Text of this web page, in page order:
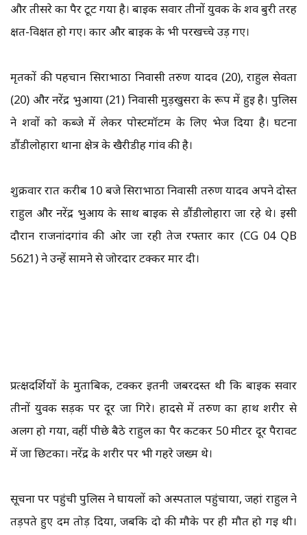
और तीसरे का पैर टूट गया है। बाइक सवार तीनों युवक के शव बुरी तरह
क्षत-विक्षत हो गए। कार और बाइक के भी परखच्चे उड़ गए।
मृतकों की पहचान सिर्राभाठा निवासी तरुण यादव (20), राहुल सेवता
(20) और नरेंद्र भुआर्या (21) निवासी मुड़खुसरा के रूप में हुई है। पुलिस
ने शवों को कब्जे में लेकर पोस्टमॉर्टम के लिए भेज दिया है। घटना
डौंडीलोहारा थाना क्षेत्र के खैरीडीह गांव की है।
शुक्रवार रात करीब 10 बजे सिर्राभाठा निवासी तरुण यादव अपने दोस्त
राहुल और नरेंद्र भुआर्य के साथ बाइक से डौंडीलोहारा जा रहे थे। इसी
दौरान राजनांदगांव की ओर जा रही तेज रफ्तार कार (CG 04 QB
5621) ने उन्हें सामने से जोरदार टक्कर मार दी।
प्रत्क्षदर्शियों के मुताबिक, टक्कर इतनी जबरदस्त थी कि बाइक सवार
तीनों युवक सड़क पर दूर जा गिरे। हादसे में तरुण का हाथ शरीर से
अलग हो गया, वहीं पीछे बैठे राहुल का पैर कटकर 50 मीटर दूर पैरावट
में जा छिटका। नरेंद्र के शरीर पर भी गहरे जख्म थे।
सूचना पर पहुंची पुलिस ने घायलों को अस्पताल पहुंचाया, जहां राहुल ने
तड़पते हुए दम तोड़ दिया, जबकि दो की मौके पर ही मौत हो गई थी।